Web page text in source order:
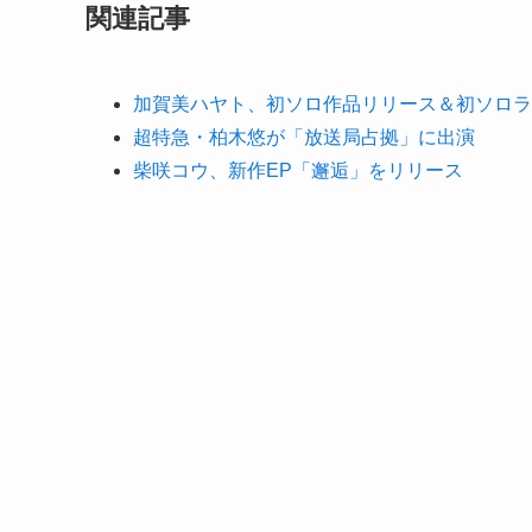
関連記事
加賀美ハヤト、初ソロ作品リリース＆初ソロ
超特急・柏木悠が「放送局占拠」に出演
柴咲コウ、新作EP「邂逅」をリリース